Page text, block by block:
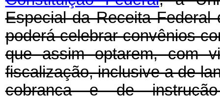
Especial da Receita
poderá celebrar convênios
que assim optarem, com
fiscalização, inclusive a de
cobrança e de